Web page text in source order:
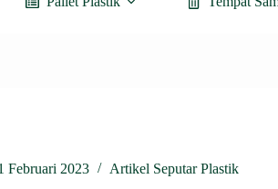
Februari 2023 Artikel Seputar Plastik